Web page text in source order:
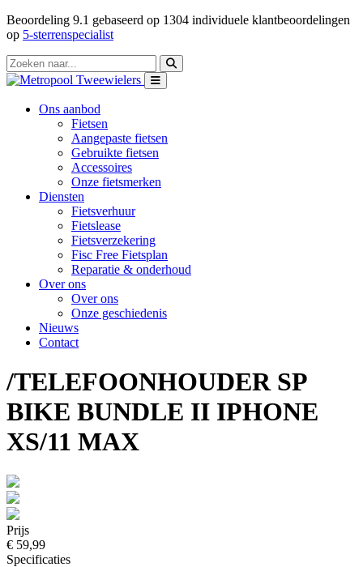
Beoordeling 9.1 gebaseerd op 1304 individuele klantbeoordelingen
op 5-sterrenspecialist
Ons aanbod
Fietsen
Aangepaste fietsen
Gebruikte fietsen
Accessoires
Onze fietsmerken
Diensten
Fietsverhuur
Fietslease
Fietsverzekering
Fisc Free Fietsplan
Reparatie & onderhoud
Over ons
Over ons
Onze geschiedenis
Nieuws
Contact
/TELEFOONHOUDER SP
BIKE BUNDLE II IPHONE
XS/11 MAX
Prijs
€ 59,99
Specificaties